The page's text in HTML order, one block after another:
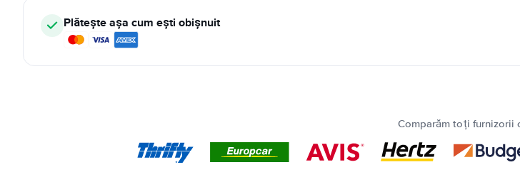
Plătește așa cum ești obișnuit
Comparăm toți furnizorii